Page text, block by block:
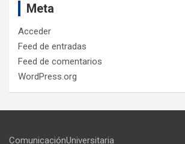
Meta
Acceder
Feed de entradas
Feed de comentarios
WordPress.org
ComunicaciónUniversitaria